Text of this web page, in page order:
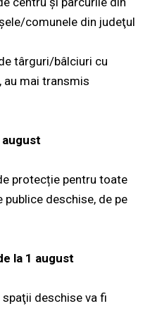
comunele din judeţul
târguri/bâlciuri cu
au mai transmis
august
protecție pentru toate
publice deschise, de pe
la 1 august
deschise va fi